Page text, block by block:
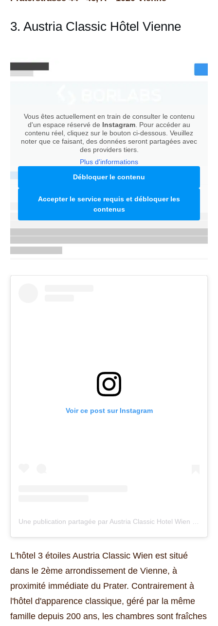
3. Austria Classic Hôtel Vienne
Vous êtes actuellement en train de consulter le contenu
d'un espace réservé de Instagram . Pour accéder au
contenu réel, cliquez sur le bouton ci-dessous. Veuillez
noter que ce faisant, des données seront partagées avec
des providers tiers.
Plus d'informations
Débloquer le contenu
Accepter le service requis et débloquer les
contenus
Voir ce post sur Instagram
Une publication partagée par Austria Classic Hotel Wien (@hotel_wien)
L'hôtel 3 étoiles Austria Classic Wien est situé
dans le 2ème arrondissement de Vienne, à
proximité immédiate du Prater. Contrairement à
l'hôtel d'apparence classique, géré par la même
famille depuis 200 ans, les chambres sont fraîches